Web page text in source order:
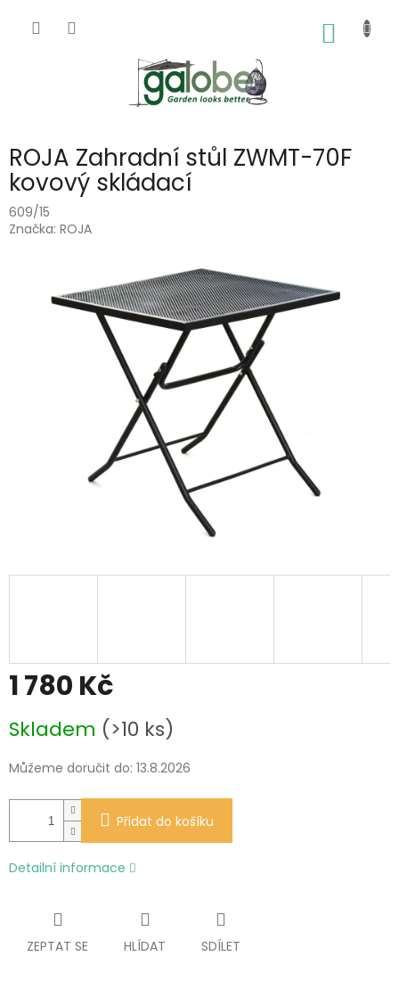
ROJA Zahradní stůl ZWMT-70F
kovový skládací
609/15
Značka: ROJA
1 780 Kč
cena:
Skladem (>10 ks)
Můžeme doručit do: 13.8.2026
Přidat do košíku
Detailní informace
ZEPTAT SE HLÍDAT SDÍLET